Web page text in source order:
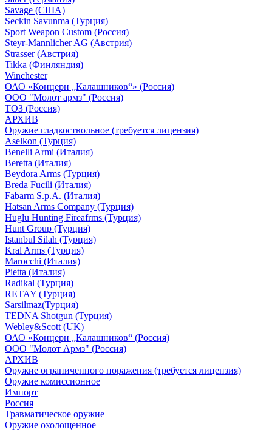
Savage (США)
Seckin Savunma (Турция)
Sport Weapon Custom (Россия)
Steyr-Mannlicher AG (Австрия)
Strasser (Австрия)
Tikka (Финляндия)
Winchester
ОАО «Концерн „Калашников“» (Россия)
ООО "Молот армз" (Россия)
ТОЗ (Россия)
АРХИВ
Оружие гладкоствольное (требуется лицензия)
Aselkon (Турция)
Benelli Armi (Италия)
Beretta (Италия)
Beydora Arms (Турция)
Breda Fucili (Италия)
Fabarm S.p.A. (Италия)
Hatsan Arms Company (Турция)
Huglu Hunting Fireafrms (Турция)
Hunt Group (Турция)
Istanbul Silah (Турция)
Kral Arms (Турция)
Marocchi (Италия)
Pietta (Италия)
Radikal (Турция)
RETAY (Турция)
Sarsilmaz(Турция)
TEDNA Shotgun (Турция)
Webley&Scott (UK)
ОАО «Концерн „Калашников“ (Россия)
ООО "Молот Армз" (Россия)
АРХИВ
Оружие ограниченного поражения (требуется лицензия)
Оружие комиссионное
Импорт
Россия
Травматическое оружие
Оружие охолощенное